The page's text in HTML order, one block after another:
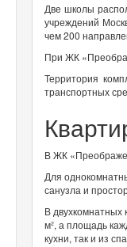
Две школы
учреждений
чем 200
При ЖК
Территория
транспортных
В ЖК
Для
санузла и
В
м², а площадь
кухни, так и из